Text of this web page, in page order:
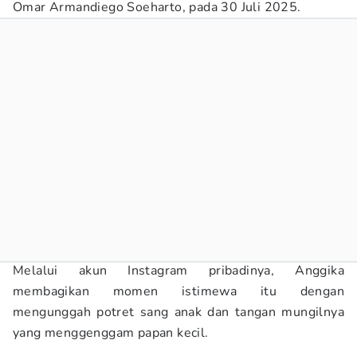
Omar Armandiego Soeharto, pada 30 Juli 2025.
Melalui akun Instagram pribadinya, Anggika
membagikan momen istimewa itu dengan
mengunggah potret sang anak dan tangan mungilnya
yang menggenggam papan kecil.